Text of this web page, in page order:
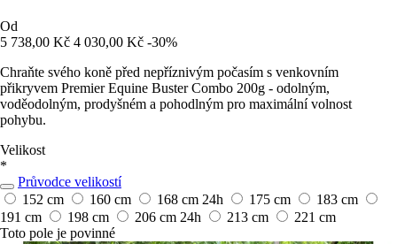
Od
5 738,00 Kč 4 030,00 Kč -30%
Chraňte svého koně před nepříznivým počasím s venkovním
přikryvem Premier Equine Buster Combo 200g - odolným,
voděodolným, prodyšném a pohodlným pro maximální volnost
pohybu.
Velikost
*
Průvodce velikostí
152 cm
160 cm 168 cm 24h 175 cm
183 cm
191 cm
198 cm 206 cm 24h 213 cm
221 cm
Toto pole je povinné